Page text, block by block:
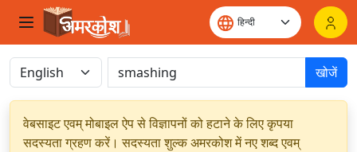
खोजें
वेबसाइट एवम् मोबाइल ऐप से विज्ञापनों को हटाने के लिए कृपया
सदस्यता ग्रहण करें। सदस्यता शुल्क अमरकोश में नए शब्द एवम्